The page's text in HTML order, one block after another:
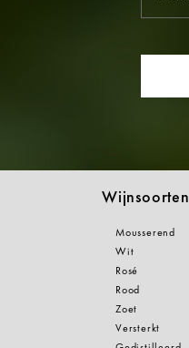
Wijnsoorten
Mousserend
Wit
Rosé
Rood
Zoet
Versterkt